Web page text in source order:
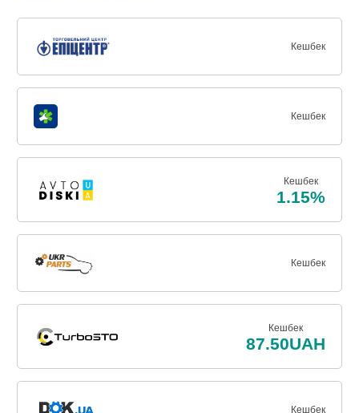
Кешбек
Кешбек
Кешбек
1.15%
Кешбек
Кешбек
87.50UAH
Кешбек